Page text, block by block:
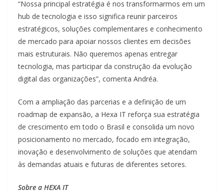
“Nossa principal estratégia é nos transformarmos em um
hub de tecnologia e isso significa reunir parceiros
estratégicos, soluções complementares e conhecimento
de mercado para apoiar nossos clientes em decisões
mais estruturais. Não queremos apenas entregar
tecnologia, mas participar da construção da evolução
digital das organizações”, comenta Andréa.
Com a ampliação das parcerias e a definição de um
roadmap de expansão, a Hexa IT reforça sua estratégia
de crescimento em todo o Brasil e consolida um novo
posicionamento no mercado, focado em integração,
inovação e desenvolvimento de soluções que atendam
às demandas atuais e futuras de diferentes setores.
Sobre a HEXA IT